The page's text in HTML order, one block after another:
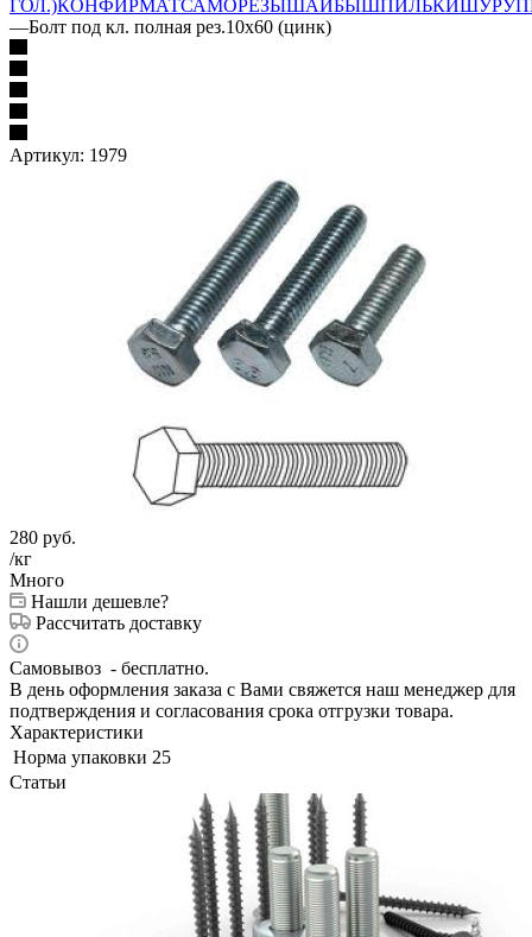
ГОЛ.)КОНФИРМАТСАМОРЕЗЫШАЙБЫШПИЛЬКИ
—Болт под кл. полная рез.10х60 (цинк)
Артикул: 1979
280 руб.
/кг
Много
Нашли дешевле?
Рассчитать доставку
Самовывоз - бесплатно.
В день оформления заказа с Вами свяжется наш менеджер для
подтверждения и согласования срока отгрузки товара.
Характеристики
Норма упаковки 25
Статьи